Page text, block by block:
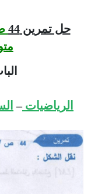
حل تمرين 44
الرياضيات–